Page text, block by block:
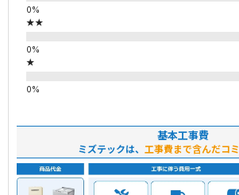
★★
★
基本工事費
ミズテックは、 工事費まで含んだコ